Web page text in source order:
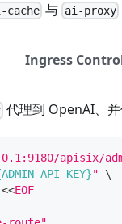
cache 与 ai-proxy
Ingress
代理到 OpenAI、
apisix/
"
\
<<EOF